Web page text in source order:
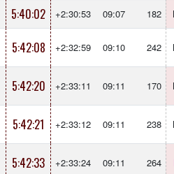
5:40:02 +2:30:53 09:07 182
5:42:08 +2:32:59 09:10 242
5:42:20 +2:33:11 09:11 170
5:42:21 +2:33:12 09:11 238
5:42:33 +2:33:24 09:11 264